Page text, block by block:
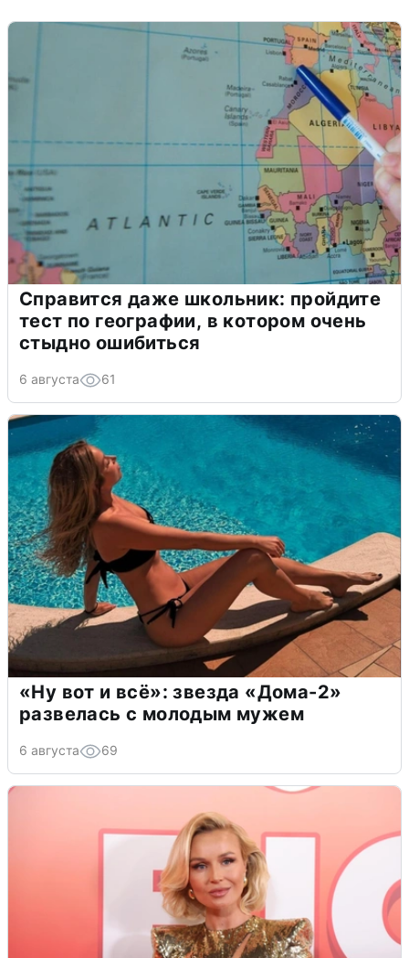
Справится даже школьник: пройдите
тест по географии, в котором очень
стыдно ошибиться
6 августа 61
«Ну вот и всё»: звезда «Дома-2»
развелась с молодым мужем
6 августа 69